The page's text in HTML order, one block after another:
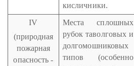
кисличники.
IV
(природная
пожарная
опасность -
Места сплошных
рубок таволговых и
долгомошниковых
типов (особенно